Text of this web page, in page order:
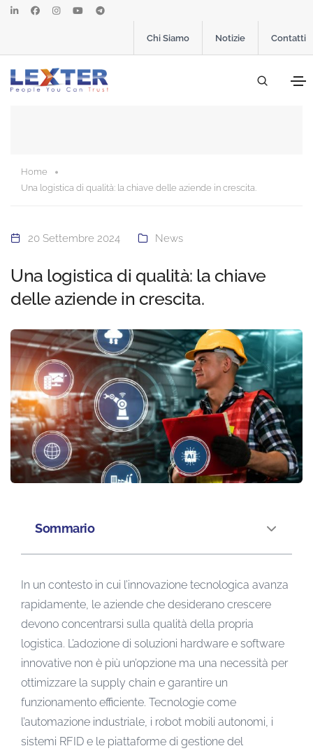
Chi Siamo Notizie Contatti
Home
Una logistica di qualità: la chiave delle aziende in crescita.
20 Settembre 2024 News
Una logistica di qualità: la chiave
delle aziende in crescita.
Sommario
In un contesto in cui l’innovazione tecnologica avanza
rapidamente, le aziende che desiderano crescere
devono concentrarsi sulla qualità della propria
logistica. L’adozione di soluzioni hardware e software
innovative non è più un’opzione ma una necessità per
ottimizzare la supply chain e garantire un
funzionamento efficiente. Tecnologie come
l’automazione industriale, i robot mobili autonomi, i
sistemi RFID e le piattaforme di gestione del